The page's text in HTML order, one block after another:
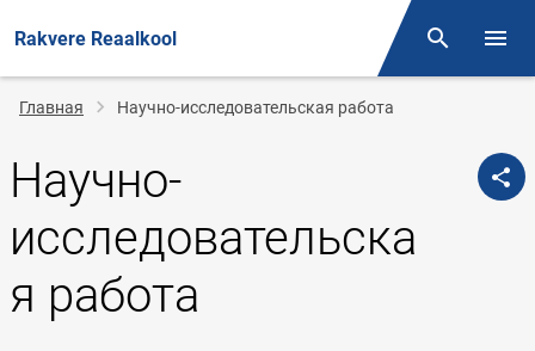
Rakvere Reaalkool Поиск
Строка
навигации
Главная Научно-исследовательская работа
Научно-
исследовательска
я работа